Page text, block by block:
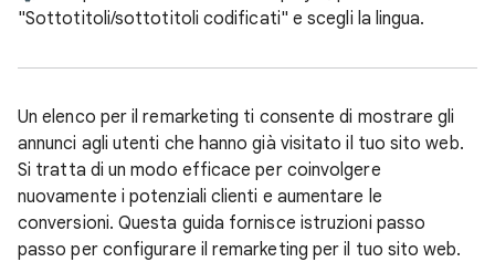
"Sottotitoli/sottotitoli codificati" e scegli la lingua.
Un elenco per il remarketing ti consente di mostrare gli
annunci agli utenti che hanno già visitato il tuo sito web.
Si tratta di un modo efficace per coinvolgere
nuovamente i potenziali clienti e aumentare le
conversioni. Questa guida fornisce istruzioni passo
passo per configurare il remarketing per il tuo sito web.